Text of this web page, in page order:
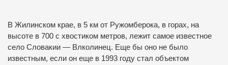
В Жилинском крае, в 5 км от Ружомберока, в горах, на
высоте в 700 с хвостиком метров, лежит самое известное
село Словакии — Влколинец. Еще бы оно не было
известным, если он еще в 1993 году стал объектом